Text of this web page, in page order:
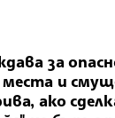
за
и
ако